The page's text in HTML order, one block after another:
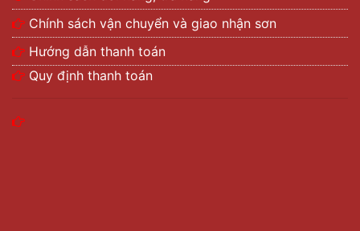
Chính sách vận chuyển và giao nhận sơn
Hướng dẫn thanh toán
Quy định thanh toán